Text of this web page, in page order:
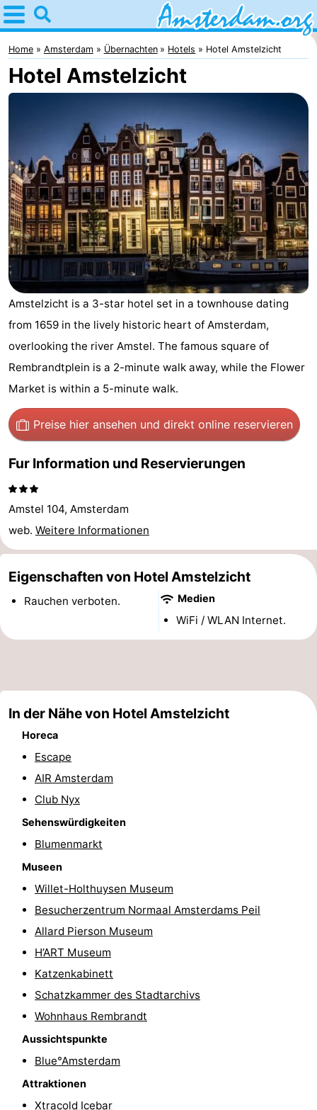
Home
Amsterdam
Interessante
Junge
Erwachsene
Kostenlos
Übernachten
Appartements
Campingplätze
Ferienhäuser
Het
Bos
-
Zimmer
(mit
Frühstück)
Lastminutes
Museen
Attraktionen
Sehen
Aussichtspunkte
Attraktionen
Rundfahrten
Führungen
Radfahren
Wandern
Unterhaltung
Nachtleben
Essen
trinken
Einkäufen
Home Amsterdam Übernachten Hotels Hotel Amstelzicht
Hotel Amstelzicht
Amstelzicht is a 3-star hotel set in a townhouse dating
from 1659 in the lively historic heart of Amsterdam,
overlooking the river Amstel. The famous square of
Rembrandtplein is a 2-minute walk away, while the Flower
Market is within a 5-minute walk.
Preise hier ansehen und direkt online reservieren
Fur Information und Reservierungen
Amstel 104, Amsterdam
web. Weitere Informationen
Eigenschaften von Hotel Amstelzicht
Rauchen verboten. Medien
WiFi / WLAN Internet.
In der Nähe von Hotel Amstelzicht
Horeca
Escape
AIR Amsterdam
Club Nyx
Sehenswürdigkeiten
Blumenmarkt
Museen
Willet-Holthuysen Museum
Besucherzentrum Normaal Amsterdams Peil
Allard Pierson Museum
H’ART Museum
Katzenkabinett
Schatzkammer des Stadtarchivs
Wohnhaus Rembrandt
Aussichtspunkte
Blue°Amsterdam
Attraktionen
Xtracold Icebar